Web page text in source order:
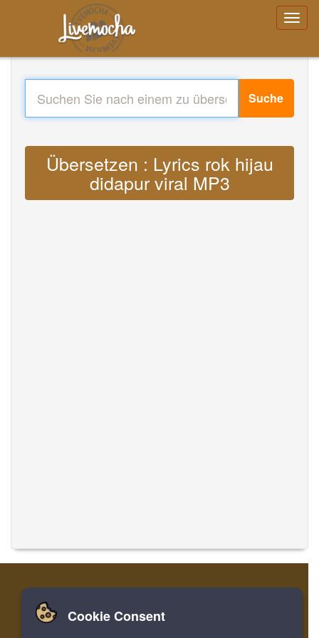
Suche
Übersetzen : Lyrics rok hijau
didapur viral MP3
Zuhause Einloggen
Cookie Consent